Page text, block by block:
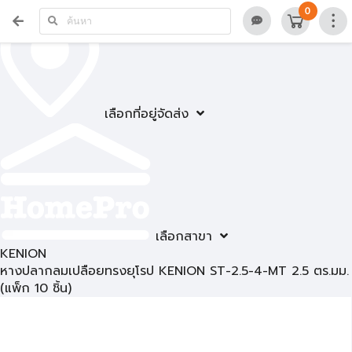
เลือกที่อยู่จัดส่ง
เลือกสาขา
0
KENION
หางปลากลมเปลือยทรงยุโรป KENION ST-2.5-4-MT 2.5 ตร.มม.
(แพ็ก 10 ชิ้น)